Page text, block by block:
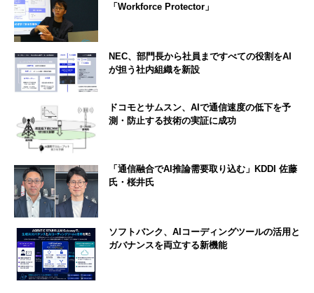
「Workforce Protector」
NEC、部門長から社員まですべての役割をAI
が担う社内組織を新設
ドコモとサムスン、AIで通信速度の低下を予
測・防止する技術の実証に成功
「通信融合でAI推論需要取り込む」KDDI 佐藤
氏・桜井氏
ソフトバンク、AIコーディングツールの活用と
ガバナンスを両立する新機能